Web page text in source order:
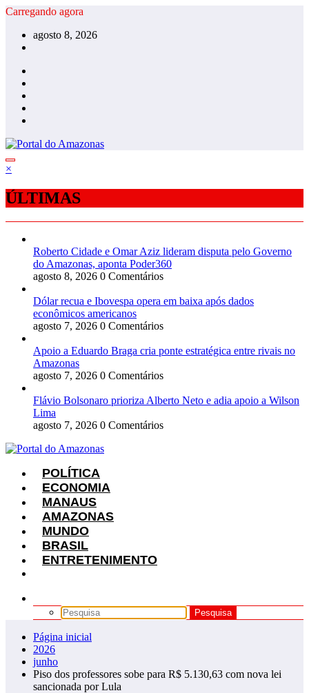
Pular
conteúdo
Carregando agora
agosto 8, 2026
×
ÚLTIMAS
Roberto Cidade e Omar Aziz lideram disputa pelo Governo
do Amazonas, aponta Poder360
agosto 8, 2026 0 Comentários
Dólar recua e Ibovespa opera em baixa após dados
econômicos americanos
agosto 7, 2026 0 Comentários
Apoio a Eduardo Braga cria ponte estratégica entre rivais no
Amazonas
agosto 7, 2026 0 Comentários
Flávio Bolsonaro prioriza Alberto Neto e adia apoio a Wilson
Lima
agosto 7, 2026 0 Comentários
POLÍTICA
ECONOMIA
MANAUS
AMAZONAS
MUNDO
BRASIL
ENTRETENIMENTO
Página inicial
2026
junho
Piso dos professores sobe para R$ 5.130,63 com nova lei
sancionada por Lula